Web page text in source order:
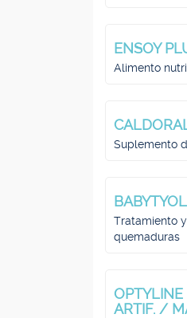
ENSOY
Alimento
Suplemento
BABYTYOL
Tratamiento
quemaduras
ARTIF. /